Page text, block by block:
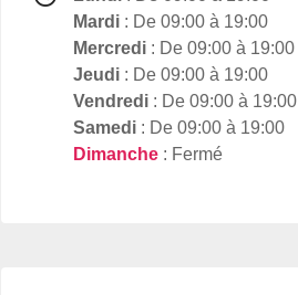
Mardi : De 09:00 à 19:00
Mercredi : De 09:00 à 19:00
Jeudi : De 09:00 à 19:00
Vendredi : De 09:00 à 19:00
Samedi : De 09:00 à 19:00
Dimanche : Fermé